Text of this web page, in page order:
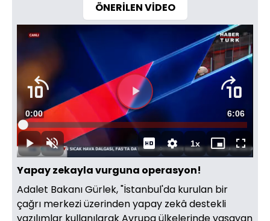
ÖNERİLEN VİDEO
Videoyu
Oynat
OynatSesi
Aç
Süre
0:00 Toplam
Süre
6:06
Yüklendi:
1.62%
1xOynatma
Hızı
Mini
oynatıcı
Tam
Ekran
Yapay zekayla vurguna operasyon!
Adalet Bakanı Gürlek, "İstanbul'da kurulan bir
çağrı merkezi üzerinden yapay zekâ destekli
yazılımlar kullanılarak Avrupa ülkelerinde yaşayan